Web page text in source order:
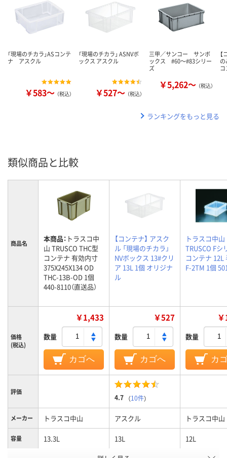
「現場のチカラ」ASコンテ
ナ アスクル
￥583～ （税込）
「現場のチカラ」 ASNVボ
ックス アスクル
￥527～ （税込）
三甲／サンコー サンボ
ックス #60～#83シリー
ズ
￥5,262～ （税込）
の
ランキングをもっと見る
類似商品と比較
商品名 本商品： トラスコ中
山 TRUSCO THC型
コンテナ 有効内寸
375X245X134 OD
THC-13B-OD 1個
440-8110（直送品）
【コンテナ】 アスク
ル 「現場のチカラ」
NVボックス 13#クリ
ア 13L 1個 オリジナ
ル
トラスコ中山
TRUSCO Fシ
コンテナ 12L
F-2TM 1個
価格
(税込)
￥1,433
数量
カゴへ
￥527
数量
カゴへ
数量
カ
評価
4.7 （10件）
メーカー トラスコ中山 アスクル トラスコ中山
容量 13.3L 13L 12L